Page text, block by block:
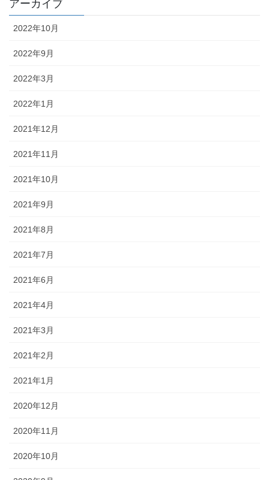
アーカイブ
2022年10月
2022年9月
2022年3月
2022年1月
2021年12月
2021年11月
2021年10月
2021年9月
2021年8月
2021年7月
2021年6月
2021年4月
2021年3月
2021年2月
2021年1月
2020年12月
2020年11月
2020年10月